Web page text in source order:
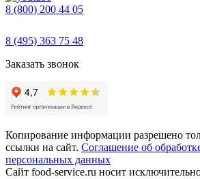
8 (800) 200 44 05
8 (495) 363 75 48
Заказать звонок
Копирование информации разрешено
ссылки на сайт. Соглашение об
персональных данных
Сайт food-service.ru носит